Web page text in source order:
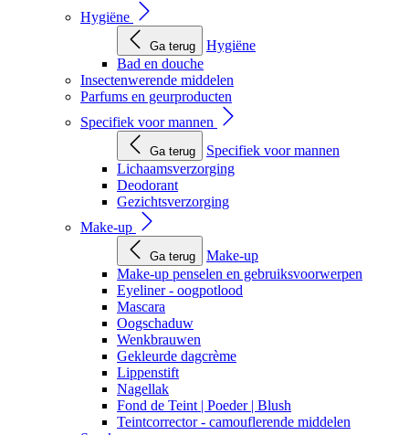
Hygiëne
Ga terug
Hygiëne
Bad en douche
Insectenwerende middelen
Parfums en geurproducten
Specifiek voor mannen
Ga terug
Specifiek voor mannen
Lichaamsverzorging
Deodorant
Gezichtsverzorging
Make-up
Ga terug
Make-up
Make-up penselen en gebruiksvoorwerpen
Eyeliner - oogpotlood
Mascara
Oogschaduw
Wenkbrauwen
Gekleurde dagcrème
Lippenstift
Nagellak
Fond de Teint | Poeder | Blush
Teintcorrector - camouflerende middelen